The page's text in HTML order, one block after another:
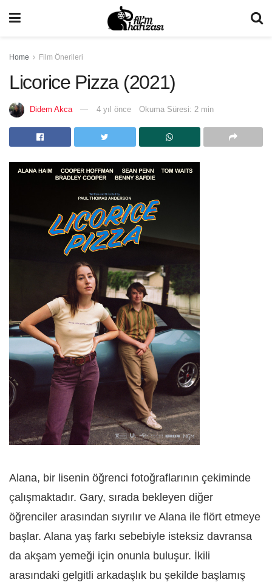
Home Film Önerileri
Licorice Pizza (2021)
Didem Akca 4 yıl önce Okuma Süresi: 2 min
Alana, bir lisenin öğrenci fotoğraflarının çekiminde
çalışmaktadır. Gary, sırada bekleyen diğer
öğrenciler arasından sıyrılır ve Alana ile flört etmeye
başlar. Alana yaş farkı sebebiyle isteksiz davransa
da akşam yemeği için onunla buluşur. İkili
arasındaki gelgitli arkadaşlık bu şekilde başlamış